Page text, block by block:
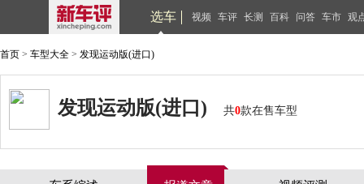
选车 视频 车评 长测 百科 问答 车市 观
首页 > 车型大全 > 发现运动版(进口)
发现运动版(进口) 共0款在售车型